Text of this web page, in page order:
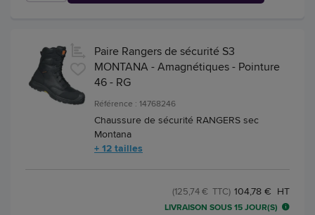
Paire Rangers de sécurité S3
MONTANA - Amagnétiques - Pointure
46 - RG
Référence : 14768246
Chaussure de sécurité RANGERS sec
Montana
+ 12 tailles
104,78 € HT
(125,74 € TTC)
LIVRAISON SOUS 15 JOUR(S)